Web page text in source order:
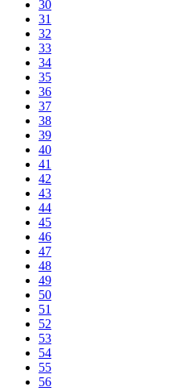
30
31
32
33
34
35
36
37
38
39
40
41
42
43
44
45
46
47
48
49
50
51
52
53
54
55
56